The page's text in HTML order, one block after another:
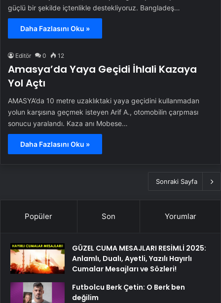
güçlü bir şekilde içtenlikle destekliyoruz. Bangladeş…
Daha Fazlasını Oku »
Editör 0 12
Amasya’da Yaya Geçidi İhlali Kazaya
Yol Açtı
AMASYA’da 10 metre uzaklıktaki yaya geçidini kullanmadan
yolun karşısına geçmek isteyen Arif A., otomobilin çarpması
sonucu yaralandı. Kaza anı Mobese…
Daha Fazlasını Oku »
Sonraki Sayfa
Popüler Son Yorumlar
GÜZEL CUMA MESAJLARI RESİMLİ 2025:
Anlamlı, Dualı, Ayetli, Yazılı Hayırlı
Cumalar Mesajları ve Sözleri!
Futbolcu Berk Çetin: O Berk ben
değilim